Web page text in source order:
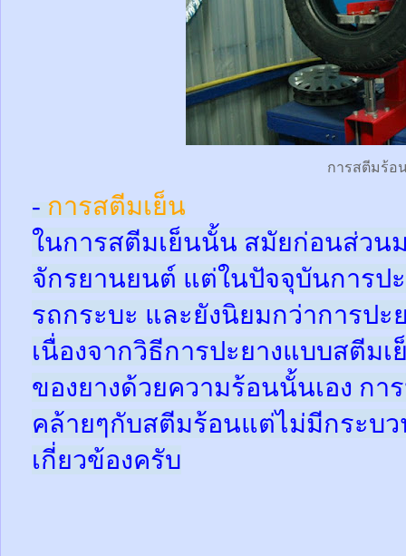
การสตีมร้อ
- การสตีมเย็น
ในการสตีมเย็นนั้น สมัยก่อนส่วน
จักรยานยนต์ แต่ในปัจจุบันการป
รถกระบะ และยังนิยมกว่าการป
เนื่องจากวิธีการปะยางแบบสตีม
ของยางด้วยความร้อนนั้นเอง กา
คล้ายๆกับสตีมร้อนแต่ไม่มีกระบ
เกี่ยวข้องครับ